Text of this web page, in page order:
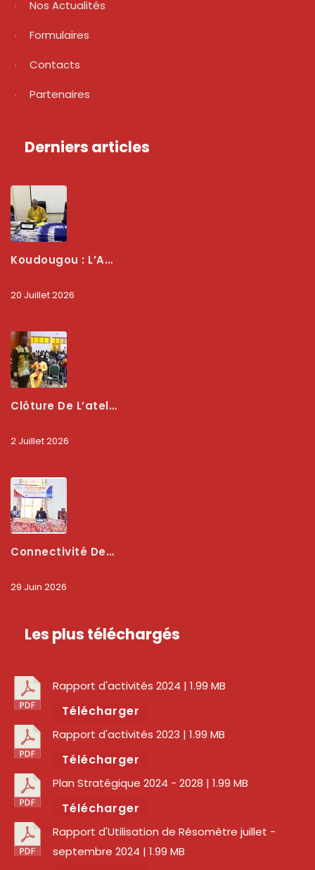
Nos Actualités
Formulaires
Contacts
Partenaires
Derniers articles
Koudougou : L’ARCEP Renforce Le Dialogue Avec Les Associations De Consommateurs Pour Mieux Protéger Les Usagers
20 Juillet 2026
Clôture De L’atelier National : L’ARCEP Et Les Collectivités Territoriales Consolident Leur Partenariat Pour Booster La Qualité Des Services Numériques
2 Juillet 2026
Connectivité Des Territoires : L’ARCEP Et Les Collectivités Territoriales Scellent Un Pacte Stratégique À Bobo-Dioulasso Pour Booster La Qualité Des Réseaux
29 Juin 2026
Les plus téléchargés
Rapport d'activités 2024 | 1.99 MB
Télécharger
Rapport d'activités 2023 | 1.99 MB
Télécharger
Plan Stratégique 2024 - 2028 | 1.99 MB
Télécharger
Rapport d'Utilisation de Résomètre juillet -
septembre 2024 | 1.99 MB